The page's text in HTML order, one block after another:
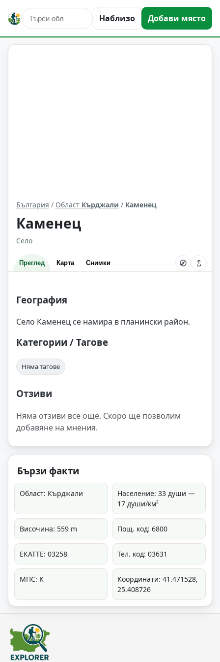
Наблизо Добави място
Каменец Област: Кърджали
България / Област Кърджали / Каменец
Каменец
Село
Преглед Карта Снимки
География
Село Каменец се намира в планински район.
Категории / Тагове
Няма тагове
Отзиви
Няма отзиви все още. Скоро ще позволим
добавяне на мнения.
Бързи факти
Област: Кърджали
Население: 33 души —
17 души/км²
Височина: 559 m Пощ. код: 6800
ЕКАТТЕ: 03258 Тел. код: 03631
МПС: К
Координати: 41.471528,
25.408726